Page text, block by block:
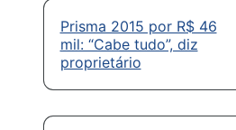
Prisma 2015 por R$ 46
mil: “Cabe tudo”, diz
proprietário